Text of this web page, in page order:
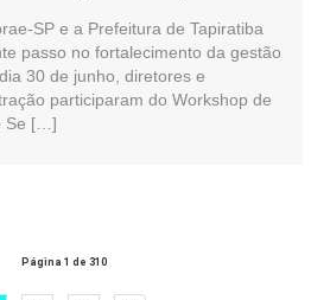
SP e a Prefeitura de Tapiratiba
passo no fortalecimento da gestão
30 de junho, diretores e
participaram do Workshop de
Se […]
Página 1 de 310